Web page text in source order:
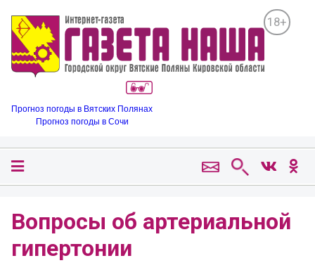
18+
Прогноз погоды в Вятских Полянах
Прогноз погоды в Сочи
Вопросы об артериальной
гипертонии